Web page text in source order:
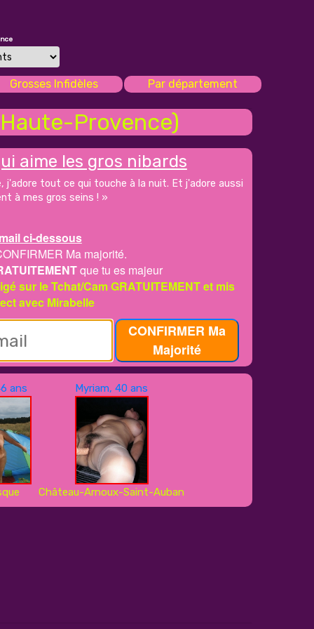
Grosses Infidèles Par département
Provence)
aime les gros nibards
j'adore tout ce qui touche à la nuit. Et j'adore aussi
à mes gros seins ! »
ci-dessous
Ma majorité.
que tu es majeur
sur le Tchat/Cam GRATUITEMENT et mis
avec Mirabelle
CONFIRMER Ma
Majorité
ans Myriam, 40 ans
Château-Arnoux-Saint-Auban